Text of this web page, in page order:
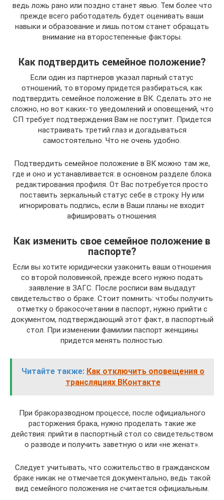
ведь ложь рано или поздно станет явью. Тем более что
прежде всего работодатель будет оценивать ваши
навыки и образование и лишь потом станет обращать
внимание на второстепенные факторы.
Как подтвердить семейное положение?
Если один из партнеров указал парный статус
отношений, то второму придется разбираться, как
подтвердить семейное положение в ВК. Сделать это не
сложно, но вот каких-то уведомлений и оповещений, что
СП требует подтверждения Вам не поступит. Придется
настраивать третий глаз и догадываться
самостоятельно. Что не очень удобно.
Подтвердить семейное положение в ВК можно там же,
где и оно и устанавливается: в основном разделе блока
редактирования профиля. От Вас потребуется просто
поставить зеркальный статус себе в строку. Ну или
игнорировать подпись, если в Ваши планы не входит
афишировать отношения.
Как изменить свое семейное положение в
паспорте?
Если вы хотите юридически узаконить ваши отношения
со второй половинкой, прежде всего нужно подать
заявление в ЗАГС. После росписи вам выдадут
свидетельство о браке. Стоит помнить: чтобы получить
отметку о бракосочетании в паспорт, нужно прийти с
документом, подтверждающий этот факт, в паспортный
стол. При изменении фамилии паспорт женщины
придется менять полностью.
Читайте также: Как отключить оповещения о
трансляциях ВКонтакте
При бракоразводном процессе, после официального
расторжения брака, нужно проделать такие же
действия: прийти в паспортный стол со свидетельством
о разводе и получить заветную о или «не женат».
Следует учитывать, что сожительство в гражданском
браке никак не отмечается документально, ведь такой
вид семейного положения не считается официальным.